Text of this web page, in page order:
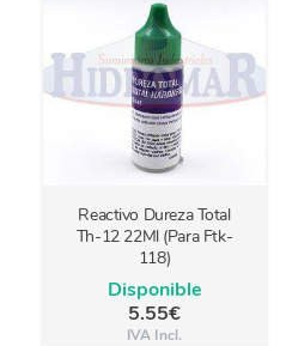
Reactivo Dureza Total
Th-12 22Ml (Para Ftk-
118)
Disponible
5.55€
IVA Incl.